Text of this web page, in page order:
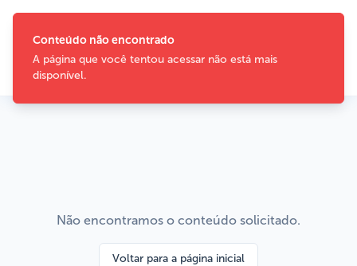
Conteúdo não encontrado
A página que você tentou acessar não está mais
disponível.
Não encontramos o conteúdo solicitado.
Voltar para a página inicial